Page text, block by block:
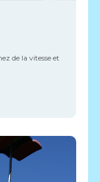
de la vitesse et